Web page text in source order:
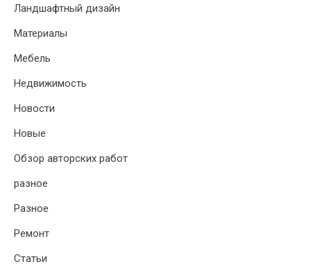
Ландшафтный дизайн
Материалы
Мебель
Недвижимость
Новости
Новые
Обзор авторских работ
разное
Разное
Ремонт
Статьи